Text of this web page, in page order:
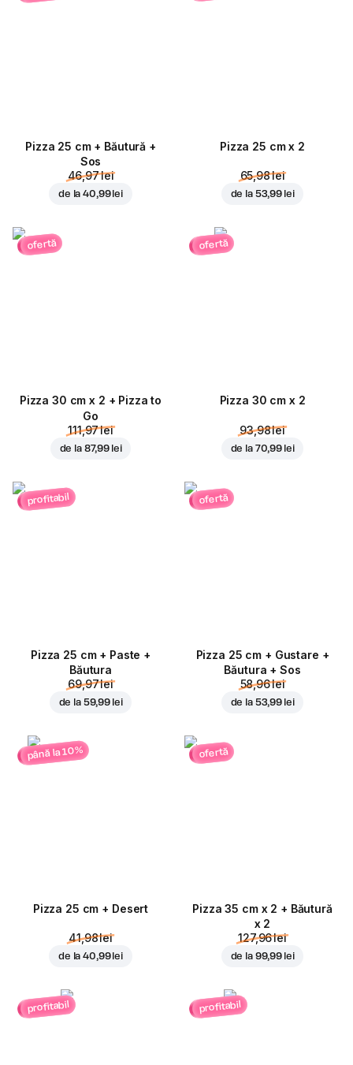
Pizza 25 cm + Băutură +
Sos
46,97 lei
de la40,99 lei
Pizza 25 cm x 2
65,98 lei
de la 53,99 lei
ofertă
Pizza 30 cm x 2 + Pizza to
Go
111,97 lei
de la 87,99 lei
ofertă
Pizza 30 cm x 2
93,98 lei
de la 70,99 lei
profitabil
Pizza 25 cm + Paste +
Băutura
69,97 lei
de la 59,99 lei
ofertă
Pizza 25 cm + Gustare +
Băutura + Sos
58,96 lei
de la 53,99 lei
până la 10%
Pizza 25 cm + Desert
41,98 lei
de la40,99 lei
ofertă
Pizza 35 cm x 2 + Băutură
x 2
127,96 lei
de la 99,99 lei
profitabil profitabil